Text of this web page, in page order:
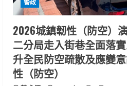
警政
2026城鎮韌性（防空）
二分局走入街巷全面落
升全民防空疏散及應變
性（防空）